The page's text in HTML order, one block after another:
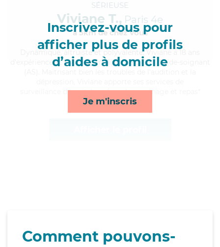
Inscrivez-vous pour
afficher plus de profils
d’aides à domicile
Je m'inscris
SÉRIEUSE
Viviane T., Paris 4e
à 5km de chez Vous
, altruiste et polyvalente, Viviane a 18 ans
d'expérience et possède un diplôme d'Etat d'aide-soignant
surveillance de nuit, lever/coucher, ménage et repas*
Comment pouvons-